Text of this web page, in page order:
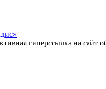
гиперссылка на сайт